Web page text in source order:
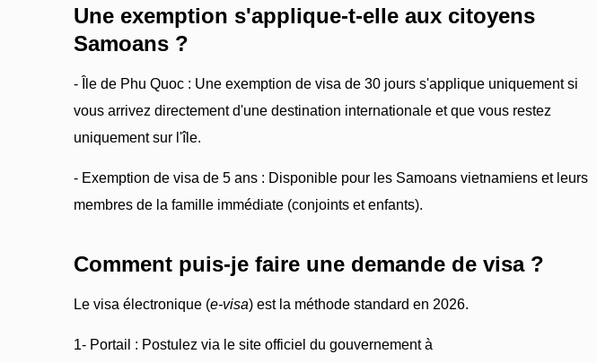
Une exemption s'applique-t-elle aux citoyens
Samoans ?
- Île de Phu Quoc : Une exemption de visa de 30 jours s'applique uniquement si
vous arrivez directement d'une destination internationale et que vous restez
uniquement sur l'île.
- Exemption de visa de 5 ans : Disponible pour les Samoans vietnamiens et leurs
membres de la famille immédiate (conjoints et enfants).
Comment puis-je faire une demande de visa ?
Le visa électronique (e-visa) est la méthode standard en 2026.
1- Portail : Postulez via le site officiel du gouvernement à